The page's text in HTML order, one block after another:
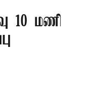
10 மணி